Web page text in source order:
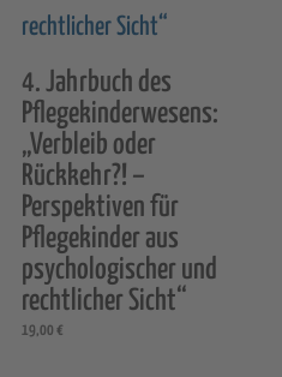
4. Jahrbuch des
Pflegekinderwesens:
„Verbleib oder
Rückkehr?! –
Perspektiven für
Pflegekinder aus
psychologischer und
rechtlicher Sicht“
19,00€